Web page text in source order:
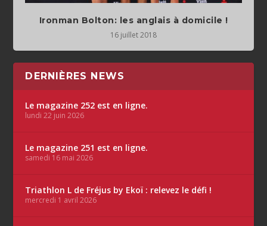
Ironman Bolton: les anglais à domicile !
16 juillet 2018
DERNIÈRES NEWS
Le magazine 252 est en ligne.
lundi 22 juin 2026
Le magazine 251 est en ligne.
samedi 16 mai 2026
Triathlon L de Fréjus by Ekoï : relevez le défi !
mercredi 1 avril 2026